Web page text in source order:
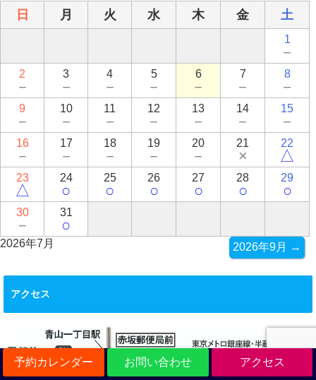
予約カレンダー お問い合わせ アクセス
日
月 火 水 木 金 土
1
－
2
－
3
－
4
－
5
－
6
－
7
－
8
－
9
－
10
－
11
－
12
－
13
－
14
－
15
－
16
－
17
－
18
－
19
－
20
－
21
×
22
△
23
△
24
○
25
○
26
○
27
○
28
○
29
○
30
－
31
○
2026年7月 2026年9月 →
アクセス